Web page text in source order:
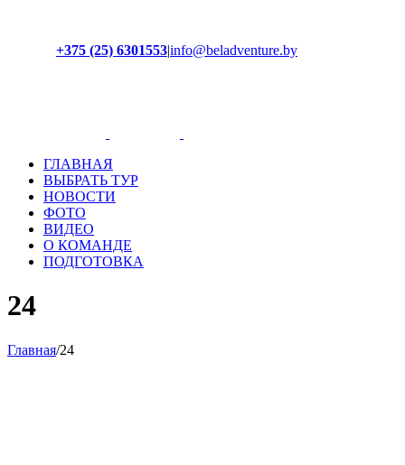
+375 (25) 6301553|info@beladventure.by
ГЛАВНАЯ
ВЫБРАТЬ ТУР
НОВОСТИ
ФОТО
ВИДЕО
О КОМАНДЕ
ПОДГОТОВКА
24
Главная/24